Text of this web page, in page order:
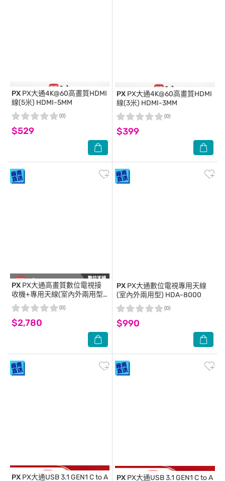
PX PX大通4K@60高畫質HDMI
線(5米) HDMI-5MM
$529
(0)
PX PX大通4K@60高畫質HDMI
線(3米) HDMI-3MM
$399
(0)
PX PX大通高畫質數位電視接
收機+專用天線(室內外兩用型)
HD-8000+HDA-8000
$2,780
(0)
PX PX大通數位電視專用天線
(室內外兩用型) HDA-8000
$990
(0)
PX PX大通USB 3.1 GEN1 C to A
PX PX大通USB 3.1 GEN1 C to A